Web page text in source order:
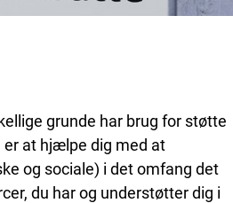
grunde har brug for støtte
er at hjælpe dig med at
og sociale) i det omfang det
du har og understøtter dig i